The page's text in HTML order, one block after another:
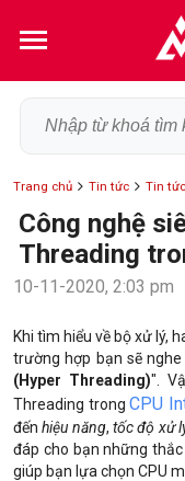
Trang chủ Tin tức Tin
Công nghệ
Threading
10-11-2020, 2:03 pm
Khi tìm hiểu về bộ xử lý,
trường hợp bạn sẽ
(Hyper Threading)".
Threading trongCPU
đếnhiệu năng, tốc độ xử
đáp cho bạn những
giúp bạn lựa chọn CPU